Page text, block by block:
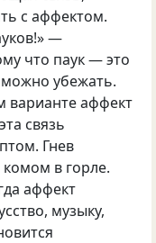
с аффектом.
—
что паук — это
убежать.
варианте аффект
связь
Гнев
в горле.
аффект
музыку,